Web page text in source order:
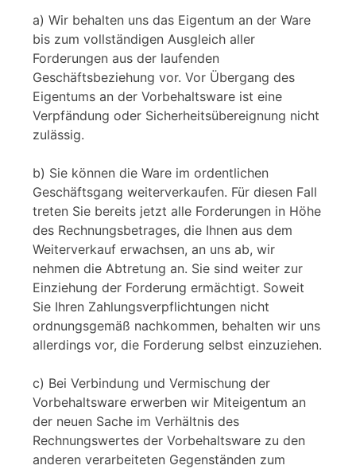
a) Wir behalten uns das Eigentum an der Ware
bis zum vollständigen Ausgleich aller
Forderungen aus der laufenden
Geschäftsbeziehung vor. Vor Übergang des
Eigentums an der Vorbehaltsware ist eine
Verpfändung oder Sicherheitsübereignung nicht
zulässig.
b) Sie können die Ware im ordentlichen
Geschäftsgang weiterverkaufen. Für diesen Fall
treten Sie bereits jetzt alle Forderungen in Höhe
des Rechnungsbetrages, die Ihnen aus dem
Weiterverkauf erwachsen, an uns ab, wir
nehmen die Abtretung an. Sie sind weiter zur
Einziehung der Forderung ermächtigt. Soweit
Sie Ihren Zahlungsverpflichtungen nicht
ordnungsgemäß nachkommen, behalten wir uns
allerdings vor, die Forderung selbst einzuziehen.
c) Bei Verbindung und Vermischung der
Vorbehaltsware erwerben wir Miteigentum an
der neuen Sache im Verhältnis des
Rechnungswertes der Vorbehaltsware zu den
anderen verarbeiteten Gegenständen zum